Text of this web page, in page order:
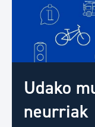
Udako
neurriak